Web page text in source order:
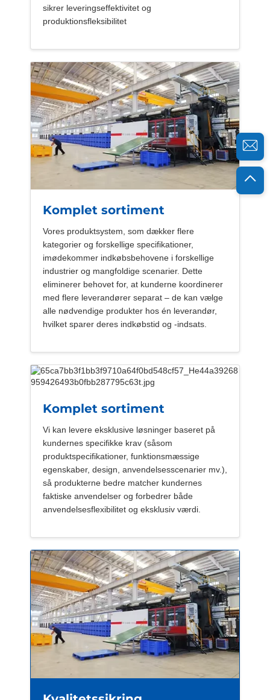
sikrer leveringseffektivitet og
produktionsfleksibilitet
Komplet sortiment
Vores produktsystem, som dækker flere
kategorier og forskellige specifikationer,
imødekommer indkøbsbehovene i forskellige
industrier og mangfoldige scenarier. Dette
eliminerer behovet for, at kunderne koordinerer
med flere leverandører separat – de kan vælge
alle nødvendige produkter hos én leverandør,
hvilket sparer deres indkøbstid og -indsats.
Komplet sortiment
Vi kan levere eksklusive løsninger baseret på
kundernes specifikke krav (såsom
produktspecifikationer, funktionsmæssige
egenskaber, design, anvendelsesscenarier mv.),
så produkterne bedre matcher kundernes
faktiske anvendelser og forbedrer både
anvendelsesflexibilitet og eksklusiv værdi.